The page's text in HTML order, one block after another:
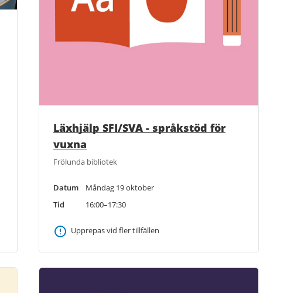
Läxhjälp SFI/SVA - språkstöd för
vuxna
Frölunda bibliotek
Datum
Måndag 19 oktober
Tid
16:00–17:30
Upprepas vid fler tillfällen